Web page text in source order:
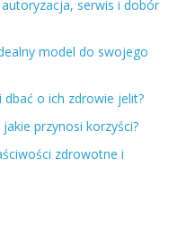
serwis i dobór
model do swojego
dbać o ich zdrowie jelit?
przynosi korzyści?
zdrowotne i